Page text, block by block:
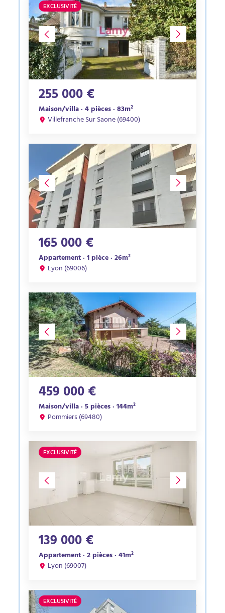
EXCLUSIVITÉ
255 000 €
Maison/villa · 4 pièces · 83m²
Villefranche Sur Saone (69400)
165 000 €
Appartement · 1 pièce · 26m²
Lyon (69006)
459 000 €
Maison/villa · 5 pièces · 144m²
Pommiers (69480)
EXCLUSIVITÉ
139 000 €
Appartement · 2 pièces · 41m²
Lyon (69007)
EXCLUSIVITÉ